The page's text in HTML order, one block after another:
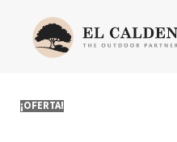
¡OFERTA!